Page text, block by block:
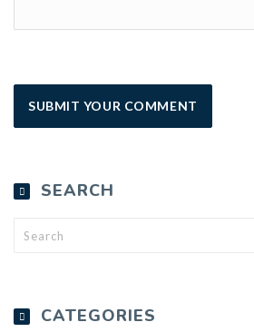
SEARCH
CATEGORIES